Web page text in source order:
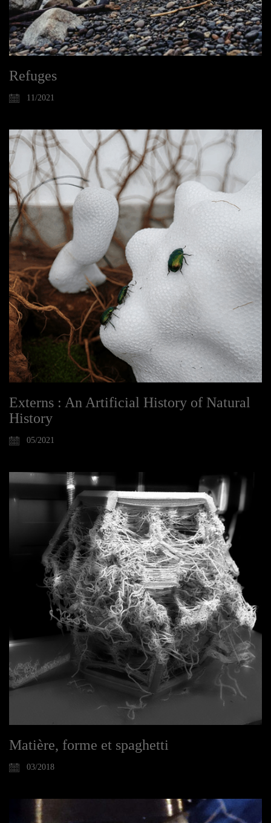
Refuges
11/2021
Externs : An Artificial History of Natural
History
05/2021
Matière, forme et spaghetti
03/2018